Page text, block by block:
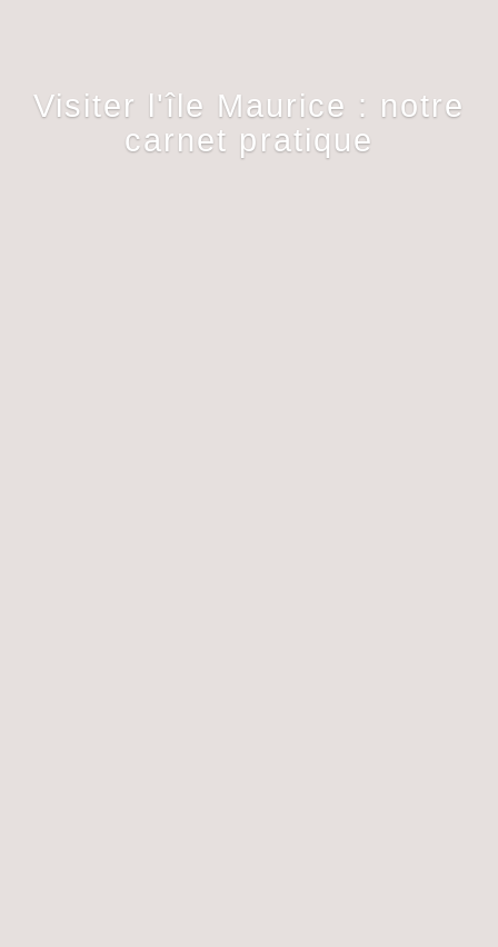
Visiter l'île Maurice : notre
carnet pratique